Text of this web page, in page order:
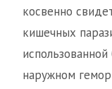
косвенно
кишечных
наружном